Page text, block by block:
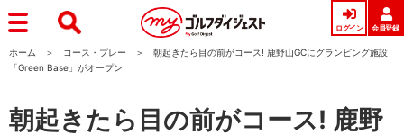
ログイン 会員登録
ホーム コース・プレー
朝起きたら目の前がコース! 鹿野山GCにグランピング施設
「Green Base」がオープン
朝起きたら目の前がコース! 鹿野